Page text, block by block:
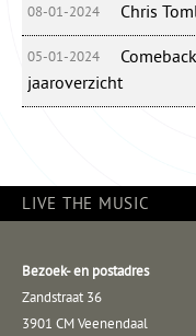
08-01-2024 Chris
05-01-2024
jaaroverzicht
LIVE THE MUSIC
Bezoek- en postadres
Zandstraat 36
3901 CM Veenendaal